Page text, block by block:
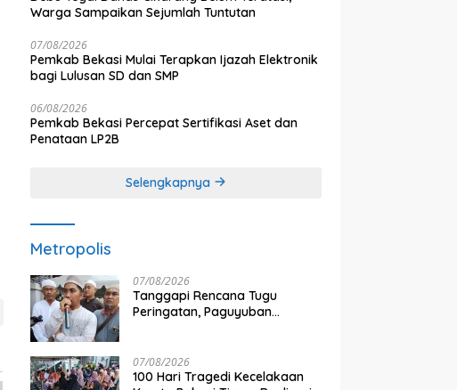
Warga Sampaikan Sejumlah Tuntutan
07/08/2026
Pemkab Bekasi Mulai Terapkan Ijazah Elektronik
bagi Lulusan SD dan SMP
06/08/2026
Pemkab Bekasi Percepat Sertifikasi Aset dan
Penataan LP2B
Selengkapnya
Metropolis
07/08/2026
Tanggapi Rencana Tugu
Peringatan, Paguyuban
Perbaikan Sistem Keselamatan
Lebih Dulu
07/08/2026
100 Hari Tragedi Kecelakaan